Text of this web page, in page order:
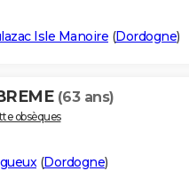
Isle Manoire (Dordogne)
(63 ans)
obsèques
(Dordogne)